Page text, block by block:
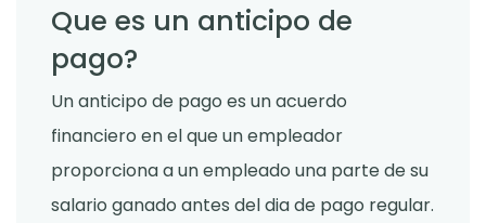
Que es un anticipo de
pago?
Un anticipo de pago es un acuerdo
financiero en el que un empleador
proporciona a un empleado una parte de su
salario ganado antes del dia de pago regular.